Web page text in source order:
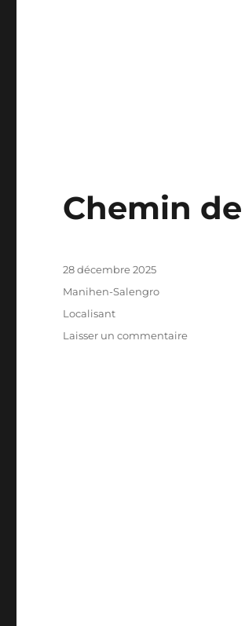
Chemin
Publié
28 décembre 2025
Catégories
Manihen-Salengro
Étiquettes
Localisant
Laisser un commentairesur